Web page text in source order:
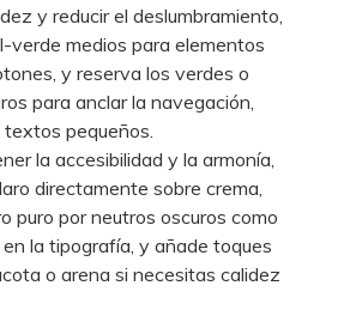
y reducir el deslumbramiento,
verde medios para elementos
y reserva los verdes o
para anclar la navegación,
pequeños.
la accesibilidad y la armonía,
directamente sobre crema,
puro por neutros oscuros como
la tipografía, y añade toques
o arena si necesitas calidez